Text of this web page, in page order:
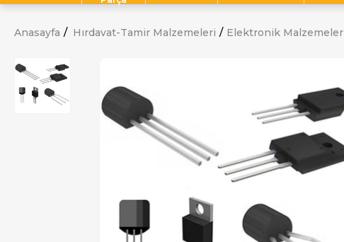
Anasayfa Hırdavat-Tamir Malzemeleri Elektronik Malzemeler